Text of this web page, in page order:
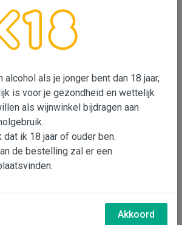
Les Prunelles de
Montblanc 'Classique'
€ 7,95 € 8,95
In wijnmand
alcohol als je jonger bent dan 18 jaar,
is voor je gezondheid en wettelijk
als wijnwinkel bijdragen aan
ik 18 jaar of ouder ben.
de bestelling zal er een
Akkoord